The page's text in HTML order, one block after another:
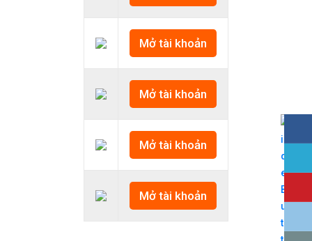
Mở tài khoản
Mở tài khoản
Mở tài khoản
Mở tài khoản